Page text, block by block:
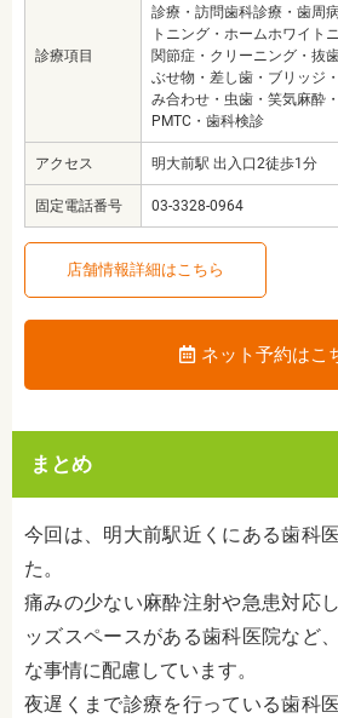
診療項目
診療・訪問歯科診療・歯周
トニング・ホームホワイト
関節症・クリーニング・抜
ぶせ物・差し歯・ブリッジ
み合わせ・虫歯・笑気麻酔
PMTC・歯科検診
アクセス 明大前駅 出入口2徒歩1分
固定電話番号 03-3328-0964
店舗情報詳細はこちら
ネット予約はこ
まとめ
今回は、明大前駅近くにある歯科
た。
痛みの少ない麻酔注射や急患対応
ッズスペースがある歯科医院など
な事情に配慮しています。
夜遅くまで診療を行っている歯科